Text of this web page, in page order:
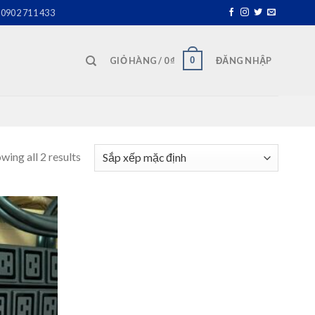
0902 711 433
GIỎ HÀNG / 0₫ 0 ĐĂNG NHẬP
all 2 results